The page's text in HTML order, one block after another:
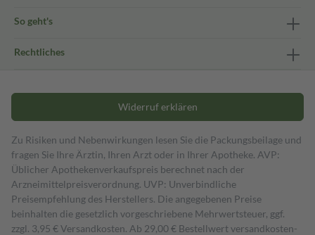
So geht's
Rechtliches
Widerruf erklären
Zu Risiken und Nebenwirkungen lesen Sie die Packungsbeilage und
fragen Sie Ihre Ärztin, Ihren Arzt oder in Ihrer Apotheke. AVP:
Üblicher Apothekenverkaufspreis berechnet nach der
Arzneimittelpreisverordnung. UVP: Unverbindliche
Preisempfehlung des Herstellers. Die angegebenen Preise
beinhalten die gesetzlich vorgeschriebene Mehrwertsteuer, ggf.
zzgl. 3,95 € Versandkosten. Ab 29,00 € Bestell­wert versand­kosten­